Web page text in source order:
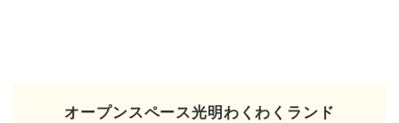
オープンスペース光明わくわくランド